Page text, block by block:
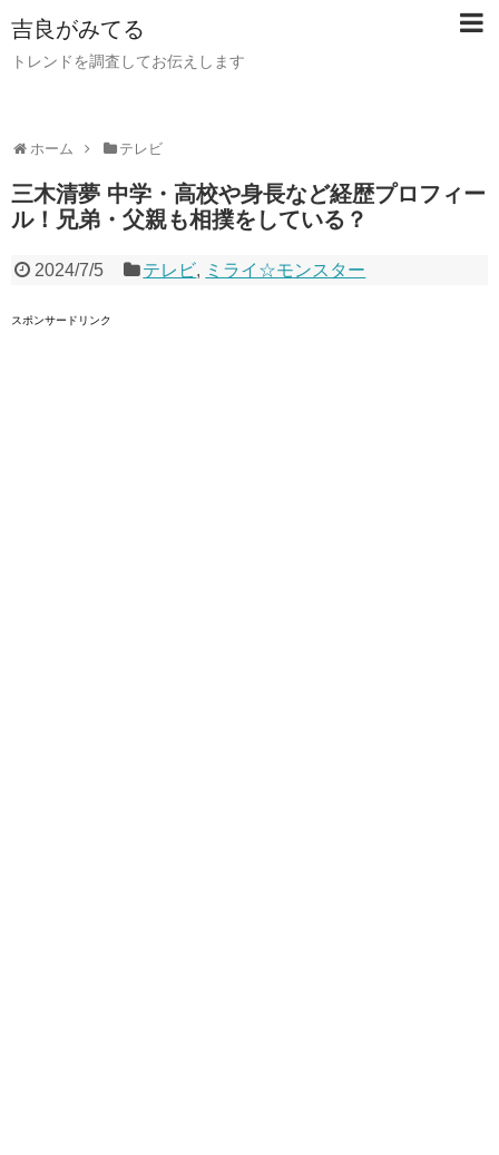
吉良がみてる
トレンドを調査してお伝えします
ホーム テレビ
三木清夢 中学・高校や身長など経歴プロフィー
ル！兄弟・父親も相撲をしている？
2024/7/5 テレビ, ミライ☆モンスター
スポンサードリンク